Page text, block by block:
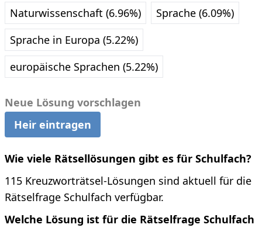
Naturwissenschaft (6.96%)
Sprache (6.09%)
Sprache in Europa (5.22%)
europäische Sprachen (5.22%)
Neue Lösung vorschlagen
Heir eintragen
Wie viele Rätsellösungen gibt es für Schulfach?
115 Kreuzworträtsel-Lösungen sind aktuell für die
Rätselfrage Schulfach verfügbar.
Welche Lösung ist für die Rätselfrage Schulfach